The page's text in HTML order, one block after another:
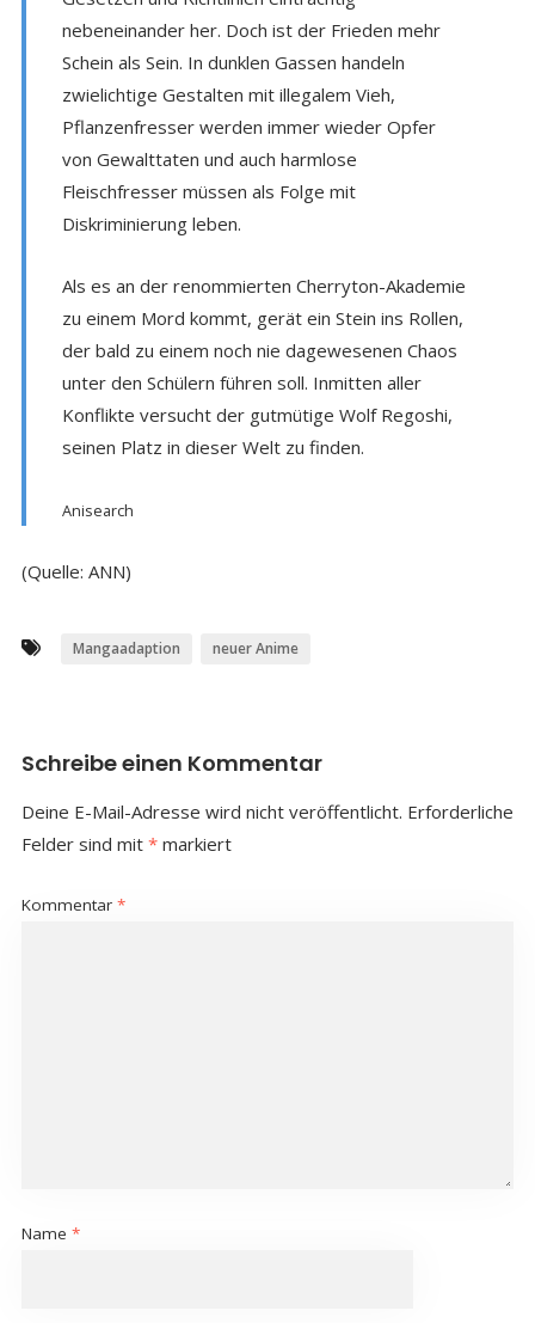
nebeneinander her. Doch ist der Frieden mehr
Schein als Sein. In dunklen Gassen handeln
zwielichtige Gestalten mit illegalem Vieh,
Pflanzenfresser werden immer wieder Opfer
von Gewalttaten und auch harmlose
Fleischfresser müssen als Folge mit
Diskriminierung leben.
Als es an der renommierten Cherryton-Akademie
zu einem Mord kommt, gerät ein Stein ins Rollen,
der bald zu einem noch nie dagewesenen Chaos
unter den Schülern führen soll. Inmitten aller
Konflikte versucht der gutmütige Wolf Regoshi,
seinen Platz in dieser Welt zu finden.
Anisearch
(Quelle: ANN)
Mangaadaption neuer Anime
Schreibe einen Kommentar
Deine E-Mail-Adresse wird nicht veröffentlicht. Erforderliche
Felder sind mit *markiert
Kommentar *
Name *